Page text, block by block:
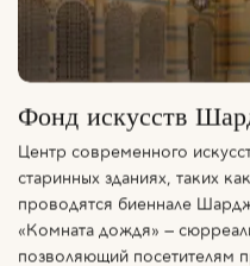
Фонд искусств
Центр современного
старинных зданиях, таких
проводятся биеннале
«Комната дождя» —
позволяющий посетителям